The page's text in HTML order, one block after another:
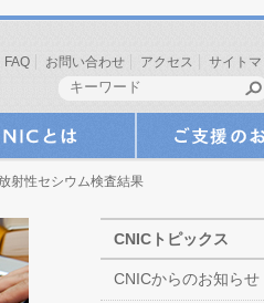
FAQ お問い合わせ アクセス サイト
射性セシウム検査結果
CNICトピックス
CNICからのお知らせ